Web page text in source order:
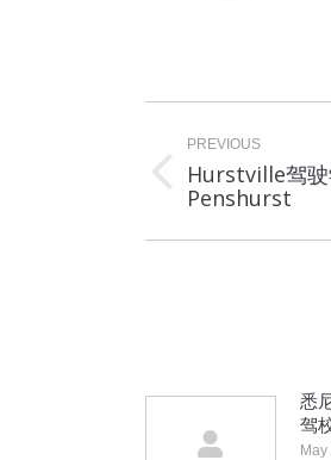
navigation
PREVIOUS
Previous
post:
Hurstville驾
Penshurst
悉
驾